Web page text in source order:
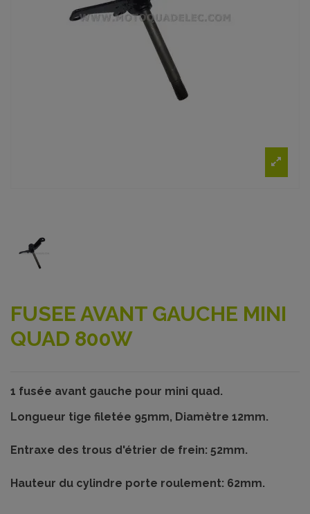
FUSEE AVANT GAUCHE MINI
QUAD 800W
1 fusée avant gauche pour mini quad.
Longueur tige filetée 95mm, Diamètre 12mm.
Entraxe des trous d'étrier de frein: 52mm.
Hauteur du cylindre porte roulement: 62mm.